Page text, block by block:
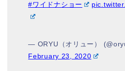
#ワイドナショー
— ORYU（オリュー）
February 23, 2020